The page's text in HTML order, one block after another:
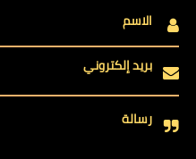
الاسم
بريد إلكتروني
رسالة